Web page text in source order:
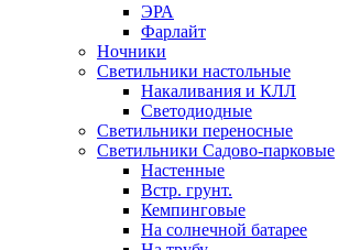
ЭРА
Фарлайт
Ночники
Светильники настольные
Накаливания и КЛЛ
Светодиодные
Светильники переносные
Светильники Садово-парковые
Настенные
Встр. грунт.
Кемпинговые
На солнечной батарее